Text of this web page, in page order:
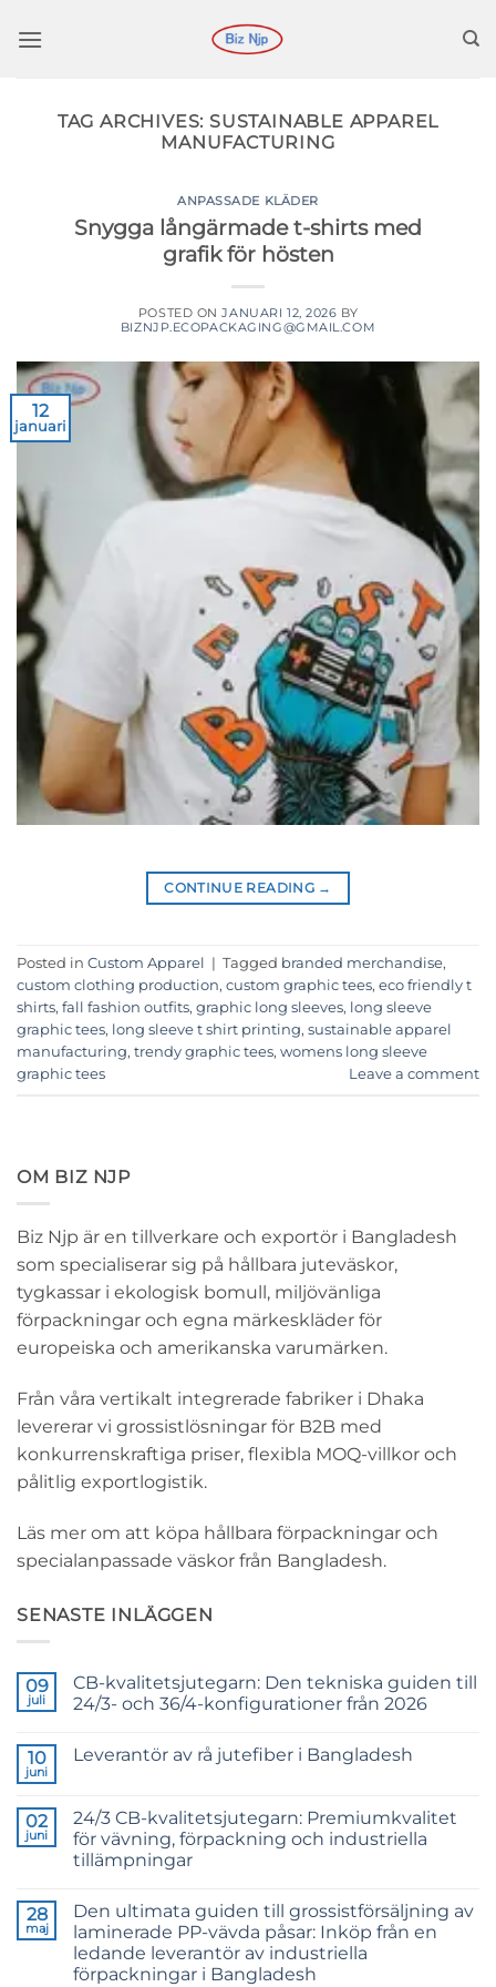
till
TAG ARCHIVES: SUSTAINABLE APPAREL
MANUFACTURING
ANPASSADE KLÄDER
Snygga långärmade t-shirts med
grafik för hösten
POSTED ONJANUARI 12, 2026 BY
BIZNJP.ECOPACKAGING@GMAIL.COM
12
januari
CONTINUE READING →
Posted in Custom Apparel | Tagged branded merchandise,
custom clothing production, custom graphic tees, eco friendly t
shirts, fall fashion outfits, graphic long sleeves, long sleeve
graphic tees, long sleeve t shirt printing, sustainable apparel
manufacturing, trendy graphic tees, womens long sleeve
graphic tees
Leave a comment
OM BIZ NJP
Biz Njp är en tillverkare och exportör i Bangladesh
som specialiserar sig på hållbara juteväskor,
tygkassar i ekologisk bomull, miljövänliga
förpackningar och egna märkeskläder för
europeiska och amerikanska varumärken.
Från våra vertikalt integrerade fabriker i Dhaka
levererar vi grossistlösningar för B2B med
konkurrenskraftiga priser, flexibla MOQ-villkor och
pålitlig exportlogistik.
Läs mer om att köpa hållbara förpackningar och
specialanpassade väskor från Bangladesh.
SENASTE INLÄGGEN
09
juli
CB-kvalitetsjutegarn: Den tekniska guiden till
24/3- och 36/4-konfigurationer från 2026
till
Yarn:
The
Technical
2026
Guide
and
36/4
Configurations
10
juni
Leverantör av rå jutefiber i Bangladesh
Raw
Jute
Fibre
Supplier
02
juni
24/3 CB-kvalitetsjutegarn: Premiumkvalitet
för vävning, förpackning och industriella
tillämpningar
till
24/3
CB
Grade
Jute
Yarn:
28
maj
Den ultimata guiden till grossistförsäljning av
laminerade PP-vävda påsar: Inköp från en
ledande leverantör av industriella
förpackningar i Bangladesh